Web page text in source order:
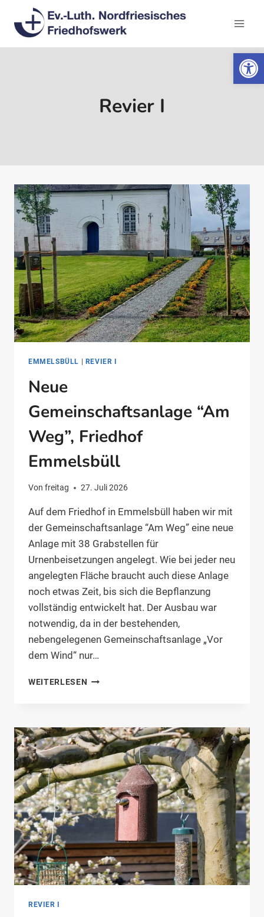
Inhalt
springen
Revier I
EMMELSBÜLL | REVIER I
Neue
Gemeinschaftsanlage “Am
Weg”, Friedhof
Emmelsbüll
Von freitag 27. Juli 2026
Auf dem Friedhof in Emmelsbüll haben wir mit
der Gemeinschaftsanlage “Am Weg” eine neue
Anlage mit 38 Grabstellen für
Urnenbeisetzungen angelegt. Wie bei jeder neu
angelegten Fläche braucht auch diese Anlage
noch etwas Zeit, bis sich die Bepflanzung
vollständig entwickelt hat. Der Ausbau war
notwendig, da in der bestehenden,
nebengelegenen Gemeinschaftsanlage „Vor
dem Wind“ nur…
WEITERLESEN NEUE
FRIEDHOF
EMMELSBÜLL
REVIER I